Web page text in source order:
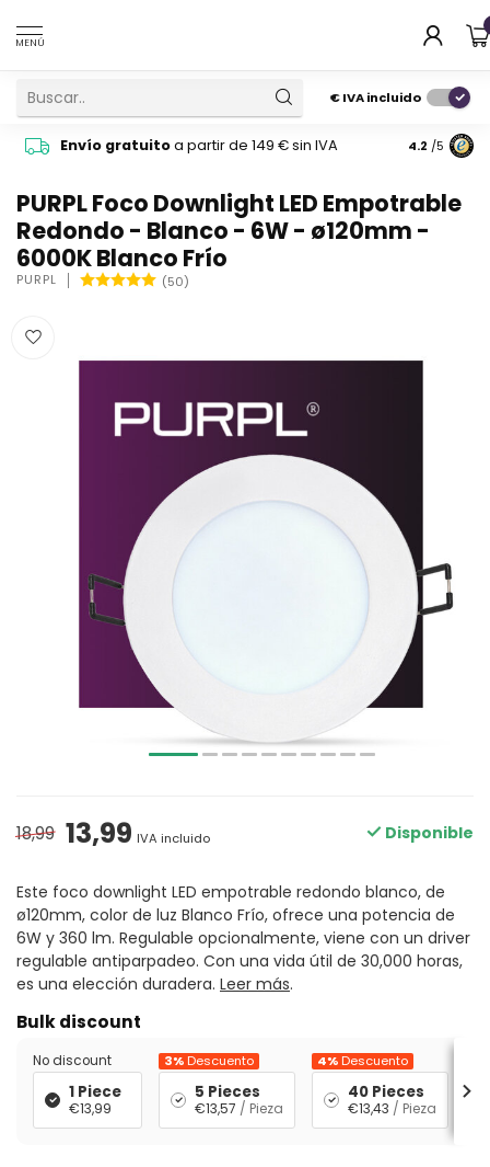
MENÚ
€IVA incluido
Envío gratuitoa partir de 149 € sin IVA Pide
4.2 /5
PURPL Foco Downlight LED Empotrable
Redondo - Blanco - 6W - ø120mm -
6000K Blanco Frío
PURPL (50)
18,99 13,99 IVA incluido Disponible
Este foco downlight LED empotrable redondo blanco, de
ø120mm, color de luz Blanco Frío, ofrece una potencia de
6W y 360 lm. Regulable opcionalmente, viene con un driver
regulable antiparpadeo. Con una vida útil de 30,000 horas,
es una elección duradera. Leer más.
Bulk discount
No discount
1 Piece
€13,99
3%Descuento
5 Pieces
€13,57 / Pieza
4%Descuento
40 Pieces
€13,43 / Pieza